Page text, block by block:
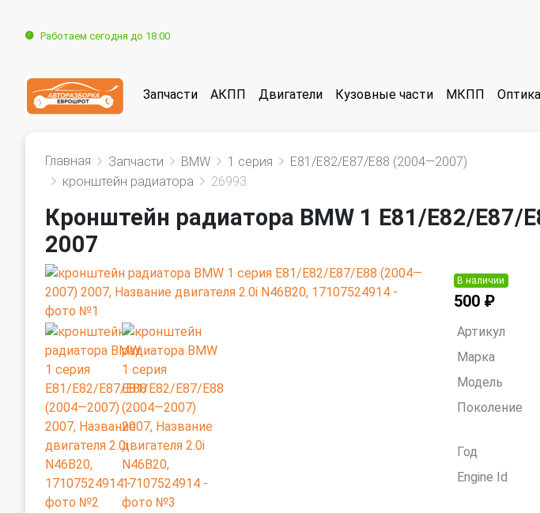
Работаем сегодня до 18:00
Запчасти АКПП Двигатели Кузовные части МКПП Оптика
Главная Запчасти BMW 1 серия
E81/E82/E87/E88 (2004—2007)
кронштейн радиатора
26993
Кронштейн радиатора BMW 1 E81/E82/E87/
2007
В наличии
500 ₽
Артикул
Марка
Модель
Поколение
Год
Engine Id